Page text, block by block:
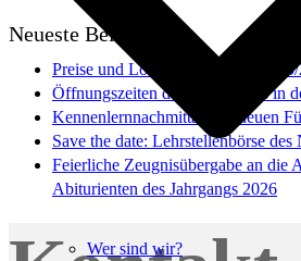
Wer sind wir?
Neueste Beiträge
Preise und Lobe im Schuljahr
Öffnungszeiten des Sekretariats in
Kennenlernnachmittag der neuen
Save the date: Lehrstellenbörse
Feierliche Zeugnisübergabe an die
Abiturienten des Jahrgangs 2026